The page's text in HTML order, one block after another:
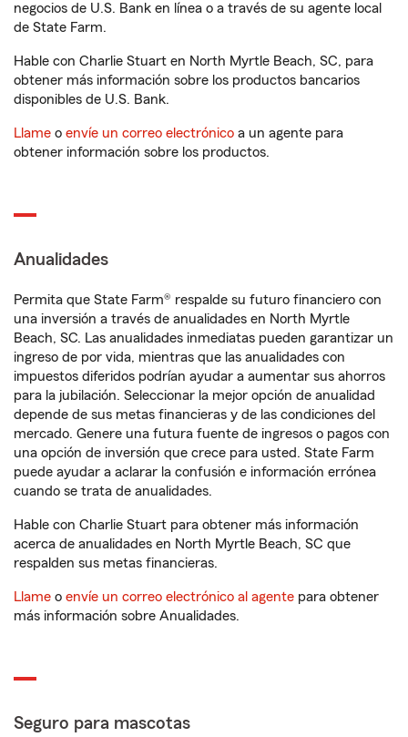
negocios de U.S. Bank en línea o a través de su agente local
de State Farm.
Hable con Charlie Stuart en North Myrtle Beach, SC, para
obtener más información sobre los productos bancarios
disponibles de U.S. Bank.
Llame o envíe un correo electrónico a un agente para
obtener información sobre los productos.
Anualidades
Permita que State Farm® respalde su futuro financiero con
una inversión a través de anualidades en North Myrtle
Beach, SC. Las anualidades inmediatas pueden garantizar un
ingreso de por vida, mientras que las anualidades con
impuestos diferidos podrían ayudar a aumentar sus ahorros
para la jubilación. Seleccionar la mejor opción de anualidad
depende de sus metas financieras y de las condiciones del
mercado. Genere una futura fuente de ingresos o pagos con
una opción de inversión que crece para usted. State Farm
puede ayudar a aclarar la confusión e información errónea
cuando se trata de anualidades.
Hable con Charlie Stuart para obtener más información
acerca de anualidades en North Myrtle Beach, SC que
respalden sus metas financieras.
Llame o envíe un correo electrónico al agente para obtener
más información sobre Anualidades.
Seguro para mascotas